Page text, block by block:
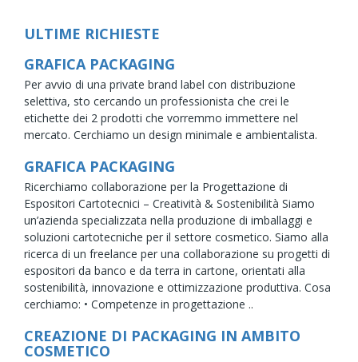
ULTIME RICHIESTE
GRAFICA PACKAGING
Per avvio di una private brand label con distribuzione
selettiva, sto cercando un professionista che crei le
etichette dei 2 prodotti che vorremmo immettere nel
mercato. Cerchiamo un design minimale e ambientalista.
GRAFICA PACKAGING
Ricerchiamo collaborazione per la Progettazione di
Espositori Cartotecnici – Creatività & Sostenibilità Siamo
un’azienda specializzata nella produzione di imballaggi e
soluzioni cartotecniche per il settore cosmetico. Siamo alla
ricerca di un freelance per una collaborazione su progetti di
espositori da banco e da terra in cartone, orientati alla
sostenibilità, innovazione e ottimizzazione produttiva. Cosa
cerchiamo: • Competenze in progettazione ..
CREAZIONE DI PACKAGING IN AMBITO
COSMETICO